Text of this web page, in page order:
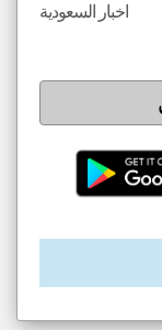
اخبار السعودية